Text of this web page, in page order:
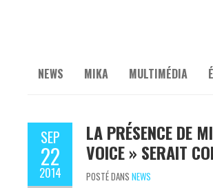
NEWS MIKA MULTIMÉDIA
SEP
22
2014
LA PRÉSENCE DE
VOICE » SERAIT
POSTÉ DANS NEWS